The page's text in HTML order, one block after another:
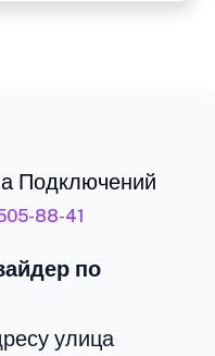
Подключений
88-41
по
улица